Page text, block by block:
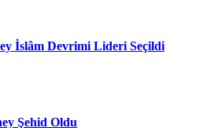
İslâm Devrimi Lideri Seçildi
Şehid Oldu